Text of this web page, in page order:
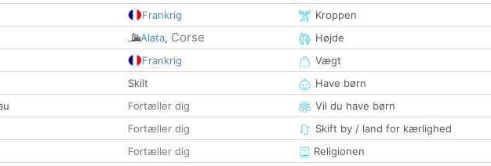
Frankrig
Alata, Corse
Frankrig
Skilt
Fortæller dig
Fortæller dig
Fortæller dig
Kroppen
Højde
Vægt
Have børn
Vil du have børn
Skift by / land for kærlighed
Religionen